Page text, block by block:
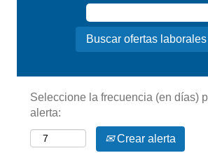
Seleccione la frecuencia (en días)
alerta:
Crear alerta